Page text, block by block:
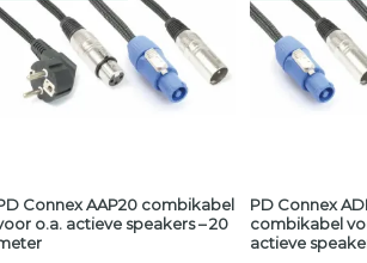
Connex AAP20 combikabel
o.a. actieve speakers – 20
PD Connex
combikabel
actieve